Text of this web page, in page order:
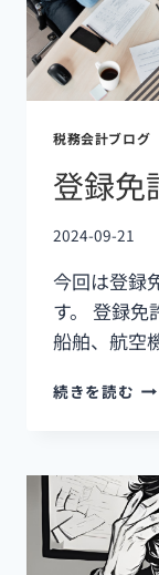
税務会計ブログ
登録免
2024-09-21
今回は登録
す。 登録免
船舶、航空
続きを読む